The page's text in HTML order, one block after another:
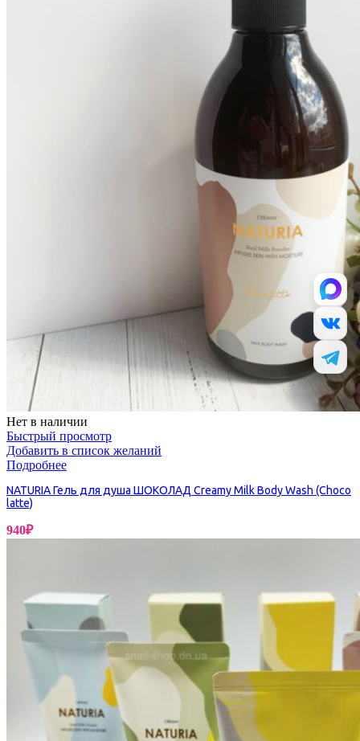
Нет в наличии
Быстрый просмотр
Добавить в список желаний
Подробнее
NATURIA Гель для душа ШОКОЛАД Creamy Milk Body Wash (Choco
latte)
940₽